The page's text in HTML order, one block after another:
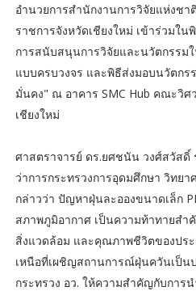
อำนวยการสำนักงานการวิจัยแห่งช
ราชการจังหวัดเชียงใหม่ เข้าร่วมใน
การสนับสนุนการวิจัยและนวัตกรรม
แบบครบวงจร และพิธีส่งมอบนวัตกร
มั่นคง" ณ อาคาร SMC Hub คณะวิศ
เชียงใหม่
ศาสตราจารย์ ดร.ยศชนัน วงศ์สวัสดิ์
ว่าการกระทรวงการอุดมศึกษา วิทย
กล่าวว่า ปัญหาฝุ่นละอองขนาดเล็ก
สภาพภูมิอากาศ เป็นความท้าทายสำ
สิ่งแวดล้อม และคุณภาพชีวิตของปร
เหนือที่เผชิญสถานการณ์ฝุ่นควันเป็น
กระทรวง อว. ให้ความสำคัญกับการ